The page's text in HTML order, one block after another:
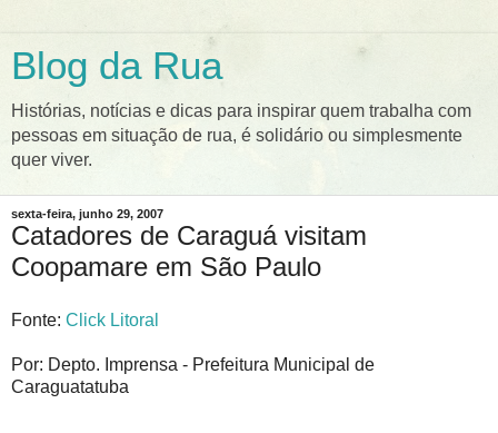
Blog da Rua
Histórias, notícias e dicas para inspirar quem trabalha com
pessoas em situação de rua, é solidário ou simplesmente
quer viver.
sexta-feira, junho 29, 2007
Catadores de Caraguá visitam
Coopamare em São Paulo
Fonte: Click Litoral
Por: Depto. Imprensa - Prefeitura Municipal de
Caraguatatuba